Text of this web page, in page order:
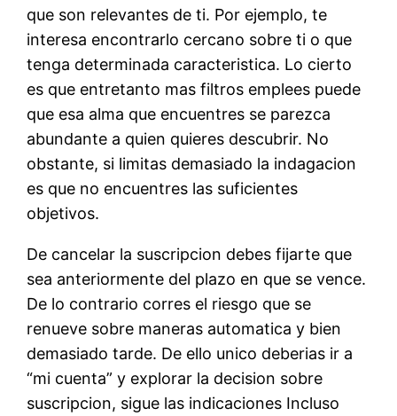
que son relevantes de ti. Por ejemplo, te
interesa encontrarlo cercano sobre ti o que
tenga determinada caracteristica. Lo cierto
es que entretanto mas filtros emplees puede
que esa alma que encuentres se parezca
abundante a quien quieres descubrir. No
obstante, si limitas demasiado la indagacion
es que no encuentres las suficientes
objetivos.
De cancelar la suscripcion debes fijarte que
sea anteriormente del plazo en que se vence.
De lo contrario corres el riesgo que se
renueve sobre maneras automatica y bien
demasiado tarde. De ello unico deberias ir a
“mi cuenta” y explorar la decision sobre
suscripcion, sigue las indicaciones Incluso